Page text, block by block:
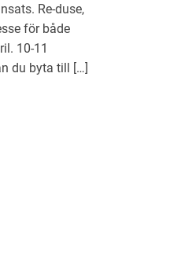
Re-duse,
för både
10-11
du byta till […]